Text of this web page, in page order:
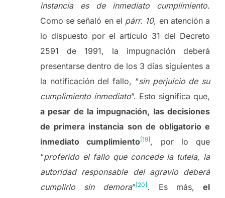
instancia es de inmediato cumplimiento.
Como se señaló en el párr. 10, en atención a
lo dispuesto por el artículo 31 del Decreto
2591 de 1991, la impugnación deberá
presentarse dentro de los 3 días siguientes a
la notificación del fallo, “sin perjuicio de su
cumplimiento inmediato”. Esto significa que,
a pesar de la impugnación, las decisiones
de primera instancia son de obligatorio e
inmediato cumplimiento[19] , por lo que
“proferido el fallo que concede la tutela, la
autoridad responsable del agravio deberá
cumplirlo sin demora”[20] . Es más,el